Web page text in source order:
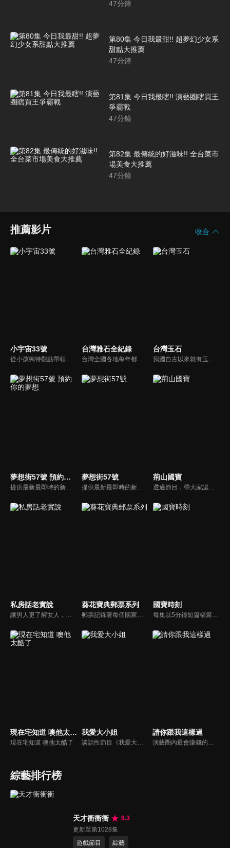
47分鐘
第80集 今日我最甜!! 超夢幻少女系
甜點大推薦
47分鐘
第81集 今日我最瞎!! 演藝圈瞎買王
爭霸戰
47分鐘
第82集 最傳統的好滋味!! 全台菜市
場美食大推薦
47分鐘
推薦影片 收合
小宇宙33號
從小孩獨特觀點帶領大人探討最夯的生活話題、流行事物和現象，蹦出爆笑火花與意外笑果，節目風格是高、中、低年級版《大學生了沒》。
台灣雅石全紀錄
台灣全國各地每年都會舉辦數十場的雅石會員展，如果你不是對雅石有研究，或是愛好者的話，對於雅石的賞析一定是雜亂無章，很難從展出的雅石中論定它的優勝劣敗，也會對您的觀賞產生極大的盲點，雅石之美系列節目就是要帶大家了解岩石的基本認識，雅石的辨別、以及雅石的佈局賞析。
台灣玉石
我國自古以來就有玉石之國的美名，古人視玉如寶，作為珍飾佩用，古人醫書稱玉乃石之美者，味甘性平無毒，並認為玉是人體蓄養元氣最充沛的物質。本節目將會讓您大開眼界，並建立您賞玉石的信心！
夢想街57號 預約你的夢想 夢想街57號
提供最新最即時的新車資訊、邀請汽車達人分享試車報告，同時幫觀眾做最仔細的車款集評。還有專家分享最實用、最省錢的愛車維修撇步，甚至將難得一見的限量車、改裝車直接搬到棚內，將更專業、更豐富、更多元化的內容呈現給觀眾。
荊山國寶
透過節目，帶大家認識夏荊山居士，長年致力於佛畫藝術，讓世人藉由夏居士畫作，深刻感受到中國古典藝術的慈悲和智慧和他多年心血及傳承佛畫藝術。
私房話老實說
讓男人更了解女人，女人更了解自己 ，揭密女性私房話，讓療癒專家教你更愛自己！由于美人和納豆攜手主持，更多你想知道的女性私密話題都在《私房話老實說》。
葵花寶典郵票系列
郵票記錄著每個國家的歷史文化，反映一個民族一個國家的歷史過程，民族特點、人文地理、生活文化、經濟發展、方寸之美，讓您了解郵票世界的淵博知識。
國寶時刻
每集以5分鐘短篇幅聚焦單件文物，通過刻痕、銘文等細節切入，逐步展現器物來歷及背後禮制、信仰等歷史圖景。創作團隊採用硬幣厚度、髮絲直徑等生活化類比手法呈現文物特徵，並運用3D動畫技術還原文物承載的文化交融場景，創新採用文物聲效作為敘事媒介。
現在宅知道 噢他太酷了
現在宅知道 噢他太酷了
我愛大小姐
談話性節目《我愛大小姐》是由吳淡如、林慧萍主持的一檔談話性節目，講訴女人間的那些事。
請你跟我這樣過
演藝圈內最會賺錢的侯昌明，以親身經歷教你理財；採訪經歷豐沛的黃文華，把所見所聞通通報你哉。不論是理財知識、兩性問題、生活資訊，完全貼近市井小民的所需所求，保證讓你生活過更好！
綜藝排行榜
天才衝衝衝
9.3
更新至第1028集
遊戲節目
綜藝